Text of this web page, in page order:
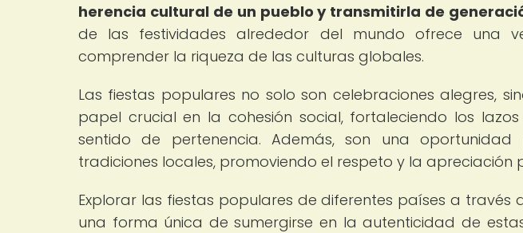
herencia cultural de un pueblo y transmitirla de
de las festividades alrededor del mundo ofrece una
comprender la riqueza de las culturas globales.
Las fiestas populares no solo son celebraciones alegres,
papel crucial en la cohesión social, fortaleciendo los
sentido de pertenencia. Además, son una
tradiciones locales, promoviendo el respeto y la apreciación
Explorar las fiestas populares de diferentes países a través
una forma única de sumergirse en la autenticidad de